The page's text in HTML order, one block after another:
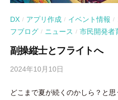
DX / アプリ作成 / イベント情報 /
フブログ / ニュース / 市民開発者
副操縦士とフライトへ
2024年10月10日
吉
どこまで夏が続くのかしら？と